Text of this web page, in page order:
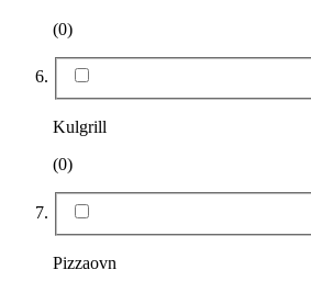
(0)
Kulgrill
(0)
Pizzaovn